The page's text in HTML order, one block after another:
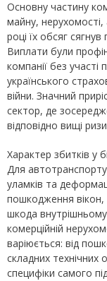
Основну частину
майну,
році їх обсяг
Виплати були
компанії без
українського
війни. Значний
сектор, де
відповідно вищі
Характер збитків у
Для
уламків та
пошкодження вікон,
шкода
комерційній
варіюється: від
складних технічних
специфіки самого